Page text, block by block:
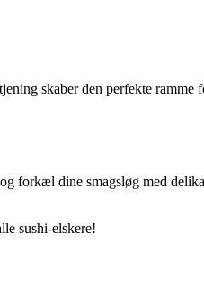
skaber den perfekte ramme
forkæl dine smagsløg med
sushi-elskere!